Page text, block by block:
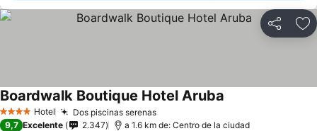
Compartir
4 EstrellasHotel Dos piscinas serenas
Boardwalk Boutique Hotel Aruba
9,7 Excelente 2.347 a 1.6 km de: Centro de la ciudad